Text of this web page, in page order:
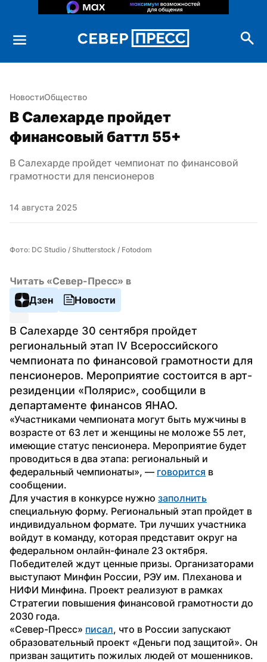
НовостиОбщество
В Салехарде пройдет
финансовый баттл 55+
В Салехарде пройдет чемпионат по финансовой
грамотности для пенсионеров
14 августа 2025
Фото: DC Studio / Shutterstock / Fotodom
Читать «Север-Пресс» в
Дзен
Новости
В Салехарде 30 сентября пройдет
региональный этап IV Всероссийского
чемпионата по финансовой грамотности для
пенсионеров. Мероприятие состоится в арт-
резиденции «Полярис», сообщили в
департаменте финансов ЯНАО.
«Участниками чемпионата могут быть мужчины в
возрасте от 63 лет и женщины не моложе 55 лет,
имеющие статус пенсионера. Мероприятие будет
проводиться в два этапа: региональный и
федеральный чемпионаты», — говорится в
сообщении.
Для участия в конкурсе нужно заполнить
специальную форму. Региональный этап пройдет в
индивидуальном формате. Три лучших участника
войдут в команду, которая представит округ на
федеральном онлайн-финале 23 октября.
Победителей ждут ценные призы. Организаторами
выступают Минфин России, РЭУ им. Плеханова и
НИФИ Минфина. Проект реализуют в рамках
Стратегии повышения финансовой грамотности до
2030 года.
«Север-Пресс» писал, что в России запускают
образовательный проект «Деньги под защитой». Он
призван защитить пожилых людей от мошенников.